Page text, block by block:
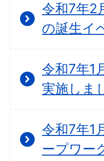
令和7年2
の誕生イ
令和7年1
実施しま
令和7年1
ープワー